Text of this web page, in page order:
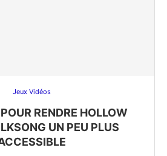
Jeux Vidéos
RENDRE HOLLOW
UN PEU PLUS